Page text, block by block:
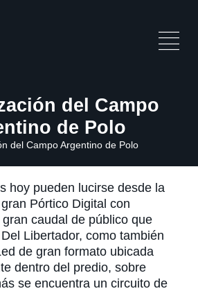
del Campo
de Polo
del Campo Argentino de Polo
hoy pueden lucirse desde la
Pórtico Digital con
caudal de público que
Libertador, como también
de gran formato ubicada
dentro del predio, sobre
se encuentra un circuito de